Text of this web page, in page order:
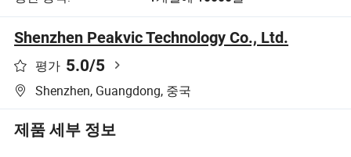
Shenzhen Peakvic Technology Co., Ltd.
평가 5.0/5
Shenzhen, Guangdong, 중국
제품 세부 정보